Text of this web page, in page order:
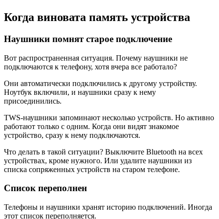
Когда виновата память устройства
Наушники помнят старое подключение
Вот распространенная ситуация. Почему наушники не
подключаются к телефону, хотя вчера все работало?
Они автоматически подключились к другому устройству.
Ноутбук включили, и наушники сразу к нему
присоединились.
TWS-наушники запоминают несколько устройств. Но активно
работают только с одним. Когда они видят знакомое
устройство, сразу к нему подключаются.
Что делать в такой ситуации? Выключите Bluetooth на всех
устройствах, кроме нужного. Или удалите наушники из
списка сопряженных устройств на старом телефоне.
Список переполнен
Телефоны и наушники хранят историю подключений. Иногда
этот список переполняется.